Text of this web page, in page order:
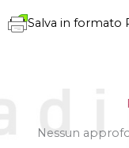
Salva in formato
Nessun